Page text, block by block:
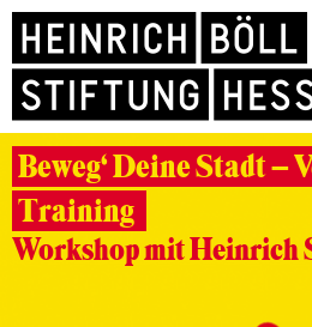
Beweg‘ Deine Stadt –
Training
Workshop mit Heinrich